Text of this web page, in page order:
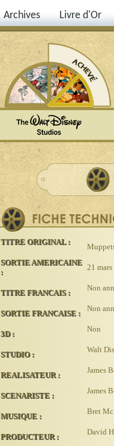
Archives Livre d'Or
TITRE ORIGINAL :
SORTIE AMERICAINE
:
TITRE FRANCAIS :
SORTIE FRANCAISE :
3D :
STUDIO :
REALISATEUR :
SCENARISTE :
MUSIQUE :
PRODUCTEUR :
21
Non
Non
Non
Walt
James
James
Bret
David